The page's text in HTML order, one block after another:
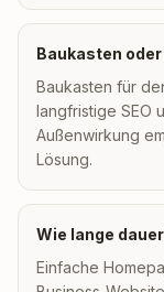
Baukasten
Baukasten für
langfristige SEO
Außenwirkung
Lösung.
Wie lange
Einfache